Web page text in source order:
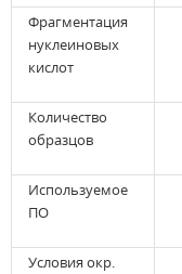
Фрагментация
нуклеиновых
кислот
Количество
образцов
Используемое
ПО
Условия окр.